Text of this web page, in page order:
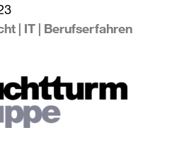
| IT | Berufserfahren